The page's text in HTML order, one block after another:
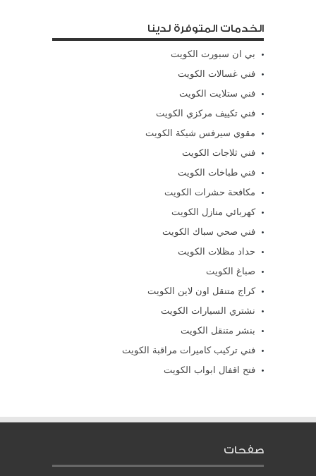
الخدمات المتوفرة لدينا
بي ان سبورت الكويت
فني غسالات الكويت
فني ستلايت الكويت
فني تكييف مركزي الكويت
مقوي سيرفس شيكة الكويت
فني ثلاجات الكويت
فني طباخات الكويت
مكافحة حشرات الكويت
كهربائي منازل الكويت
فني صحي سباك الكويت
حداد مظلات الكويت
صباغ الكويت
كراج متنقل اون لاين الكويت
نشتري السيارات الكويت
بنشر متنقل الكويت
فني تركيب كاميرات مراقبة الكويت
فتح اقفال ابواب الكويت
صفحات